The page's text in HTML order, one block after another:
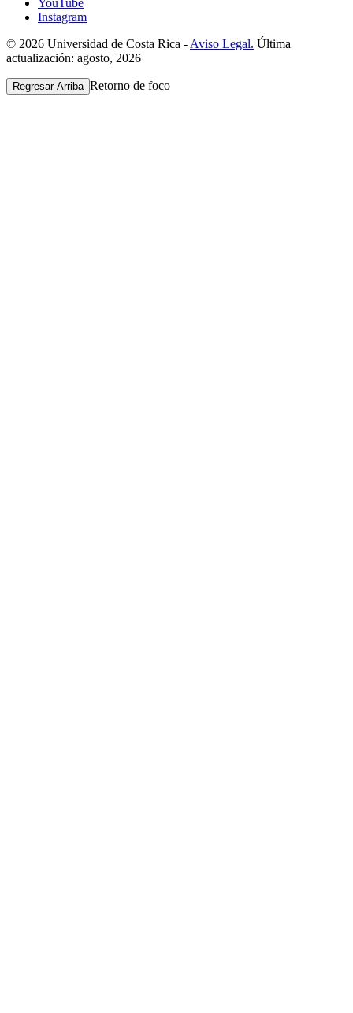
Instagram
© 2026 Universidad de Costa Rica - Aviso Legal. Última
actualización: agosto, 2026
Regresar Arriba Retorno de foco